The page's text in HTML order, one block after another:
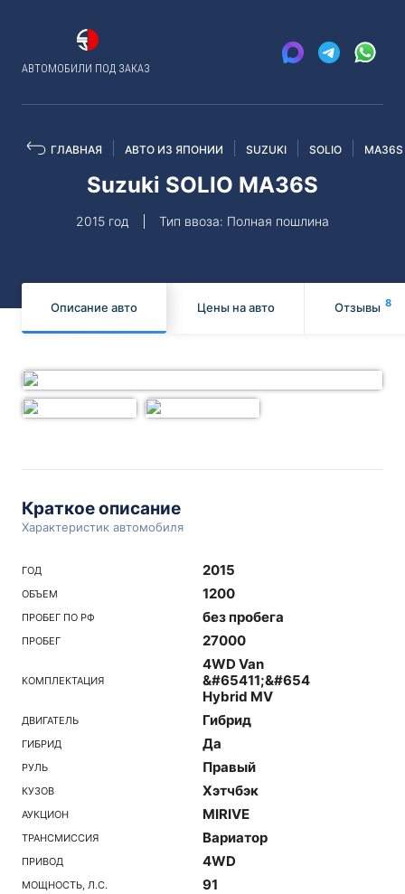
АВТОМОБИЛИ ПОД ЗАКАЗ
ГЛАВНАЯ АВТО ИЗ ЯПОНИИ SUZUKI SOLIO MA36S
Suzuki SOLIO MA36S
2015 год Тип ввоза: Полная пошлина
Описание авто Цены на авто Отзывы 8
Краткое описание
Характеристик автомобиля
ГОД 2015
ОБЪЕМ 1200
ПРОБЕГ ПО РФ без пробега
ПРОБЕГ 27000
КОМПЛЕКТАЦИЯ
4WD Van
Hybrid MV
ДВИГАТЕЛЬ Гибрид
ГИБРИД Да
РУЛЬ Правый
КУЗОВ Хэтчбэк
АУКЦИОН MIRIVE
ТРАНСМИССИЯ Вариатор
ПРИВОД 4WD
МОЩНОСТЬ, Л.С. 91